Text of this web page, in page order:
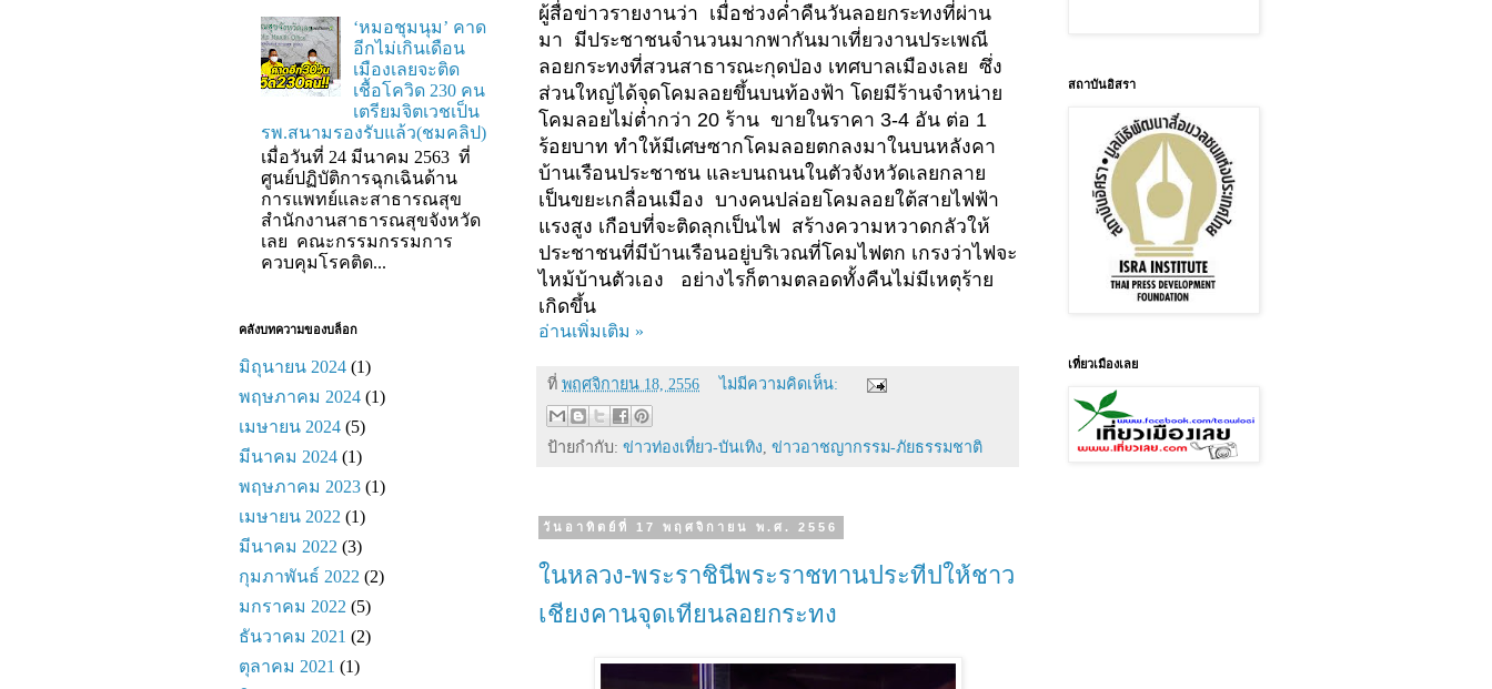
ผู้สื่อข่าวรายงานว่า เมื่อช่วงค่ำคืนวันลอยกระทงที่ผ่าน
มา มีประชาชนจำนวนมากพากันมาเที่ยวงานประเพณี
ลอยกระทงที่สวนสาธารณะกุดป่อง เทศบาลเมืองเลย ซึ่ง
ส่วนใหญ่ได้จุดโคมลอยขึ้นบนท้องฟ้า โดยมีร้านจำหน่าย
โคมลอยไม่ต่ำกว่า 20 ร้าน ขายในราคา 3-4 อัน ต่อ 1
ร้อยบาท ทำให้มีเศษซากโคมลอยตกลงมาในบนหลังคา
บ้านเรือนประชาชน และบนถนนในตัวจังหวัดเลยกลาย
เป็นขยะเกลื่อนเมือง บางคนปล่อยโคมลอยใต้สายไฟฟ้า
แรงสูง เกือบที่จะติดลุกเป็นไฟ สร้างความหวาดกลัวให้
ประชาชนที่มีบ้านเรือนอยู่บริเวณที่โคมไฟตก เกรงว่าไฟจะ
ไหม้บ้านตัวเอง อย่างไรก็ตามตลอดทั้งคืนไม่มีเหตุร้าย
เกิดขึ้น
อ่านเพิ่มเติม »
ที่ พฤศจิกายน 18, 2556 ไม่มีความคิดเห็น:
ป้ายกำกับ: ข่าวท่องเที่ยว-บันเทิง ข่าวอาชญากรรม-ภัยธรรมชาติ
วันอาทิตย์ที่ 17 พฤศจิกายน พ.ศ. 2556
ในหลวง-พระราชินีพระราชทานประทีปให้ชาว
เชียงคานจุดเทียนลอยกระทง
‘หมอชุมนุม’ คาด
อีกไม่เกินเดือน
เมืองเลยจะติด
เชื้อโควิด 230 คน
เตรียมจิตเวชเป็น
รพ.สนามรองรับแล้ว(ชมคลิป)
เมื่อวันที่ 24 มีนาคม 2563 ที่
ศูนย์ปฏิบัติการฉุกเฉินด้าน
การแพทย์และสาธารณสุข
สำนักงานสาธารณสุขจังหวัด
เลย คณะกรรมกรรมการ
ควบคุมโรคติด...
คลังบทความของบล็อก
มิถุนายน 2024 (1)
พฤษภาคม 2024 (1)
เมษายน 2024 (5)
มีนาคม 2024 (1)
พฤษภาคม 2023 (1)
เมษายน 2022 (1)
มีนาคม 2022 (3)
กุมภาพันธ์ 2022 (2)
มกราคม 2022 (5)
ธันวาคม 2021 (2)
ตุลาคม 2021 (1)
สถาบันอิสรา
เที่ยวเมืองเลย